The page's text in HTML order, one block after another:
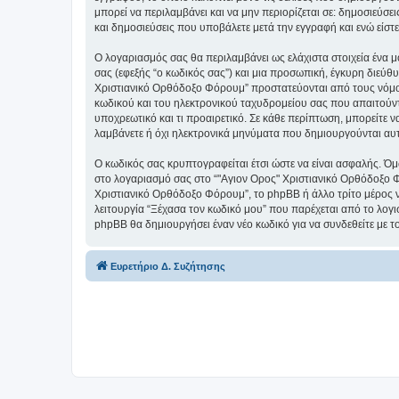
μπορεί να περιλαμβάνει και να μην περιορίζεται σε:
και δημοσιεύσεις που υποβάλετε μετά την εγγραφή και ενώ
Ο λογαριασμός σας θα περιλαμβάνει ως ελάχιστα στοιχεία
σας (εφεξής “ο κωδικός σας”) και μια προσωπική, έγκυρη
Χριστιανικό Ορθόδοξο Φόρουμ” προστατεύονται από τους
κωδικού και του ηλεκτρονικού ταχυδρομείου σας που
υποχρεωτικό και τι προαιρετικό. Σε κάθε περίπτωση, μπορείτε
λαμβάνετε ή όχι ηλεκτρονικά μηνύματα που δημιουργούνται
Ο κωδικός σας κρυπτογραφείται έτσι ώστε να είναι ασφαλής.
στο λογαριασμό σας στο “"Αγιον Ορος" Χριστιανικό Ορθόδοξο
Χριστιανικό Ορθόδοξο Φόρουμ”, το phpBB ή άλλο τρίτο μέρος
λειτουργία “Ξέχασα τον κωδικό μου” που παρέχεται από το
phpBB θα δημιουργήσει έναν νέο κωδικό για να συνδεθείτε με
Ευρετήριο Δ. Συζήτησης